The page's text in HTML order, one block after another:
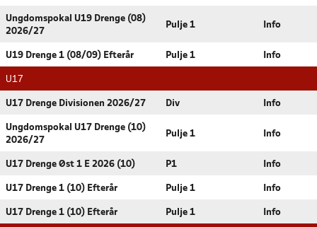
Ungdomspokal U19 Drenge (08)
2026/27
Pulje 1 Info
U19 Drenge 1 (08/09) Efterår Pulje 1 Info
U17
U17 Drenge Divisionen 2026/27 Div Info
Ungdomspokal U17 Drenge (10)
2026/27
Pulje 1 Info
U17 Drenge Øst 1 E 2026 (10) P1 Info
U17 Drenge 1 (10) Efterår Pulje 1 Info
U17 Drenge 1 (10) Efterår Pulje 1 Info